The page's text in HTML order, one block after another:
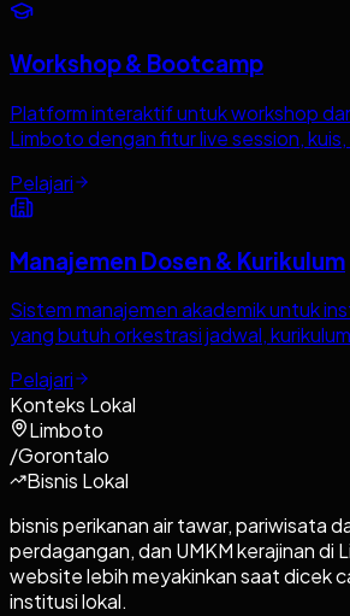
Workshop & Bootcamp
Platform interaktif untuk workshop
Limboto dengan fitur live session,
Pelajari
Manajemen Dosen & Kurikulum
Sistem manajemen akademik untuk
yang butuh orkestrasi jadwal,
Pelajari
Konteks Lokal
Limboto
/Gorontalo
Bisnis Lokal
bisnis perikanan air tawar, pariwisata
perdagangan, dan UMKM kerajinan di
website lebih meyakinkan saat dicek
institusi lokal.